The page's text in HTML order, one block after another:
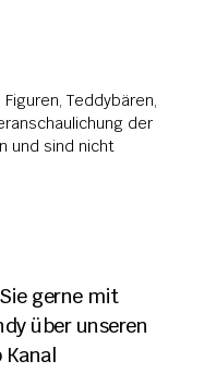
Teddybären,
der
und sind nicht
gerne mit
über unseren
Kanal